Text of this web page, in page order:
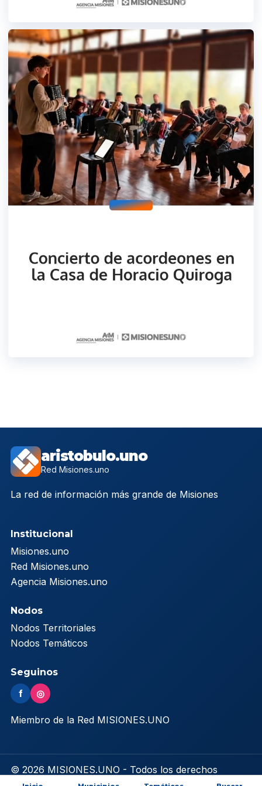
aristobulo.uno
Red Misiones.uno
La red de información más grande de Misiones
Institucional
Misiones.uno
Red Misiones.uno
Agencia Misiones.uno
Nodos
Nodos Territoriales
Nodos Temáticos
Seguinos
f ◎
Miembro de la Red MISIONES.UNO
© 2026 MISIONES.UNO - Todos los derechos
reservados